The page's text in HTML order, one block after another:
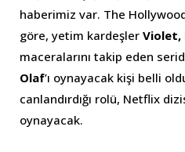
haberimiz var. The
göre, yetim kardeşler Violet,
maceralarını takip eden
Olaf’ı oynayacak kişi belli
canlandırdığı rolü, Netflix
oynayacak.